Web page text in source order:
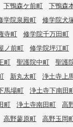
下鴨森ケ前町 下鴨森
学院泉殿町 修学院犬
寺町 修学院千万田町
ノ前町 修学院坪江町
町 聖護院中町 聖護
新丸太町
浄土寺上
馬場町 浄土寺下南田
町 浄土寺南田町 高
高野蓼原町 高野玉岡